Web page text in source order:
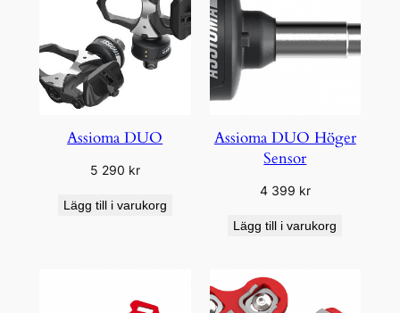
Assioma DUO
5 290 kr
Lägg till i varukorg
Assioma DUO Höger
Sensor
4 399 kr
Lägg till i varukorg